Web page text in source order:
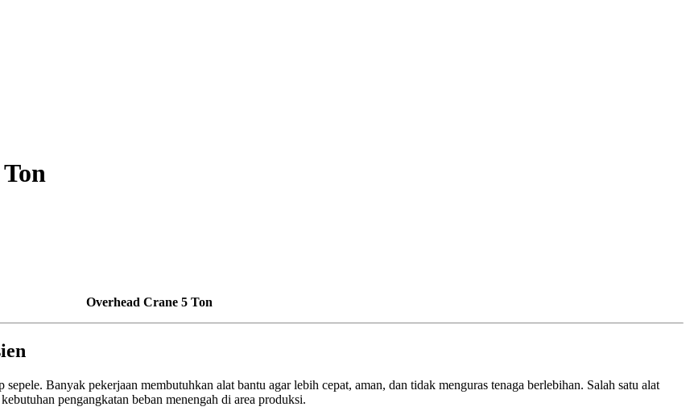
Overhead Crane 5 Ton
Banyak pekerjaan membutuhkan alat bantu agar lebih cepat, aman, dan tidak menguras tenaga berlebihan. Salah satu alat
pengangkatan beban menengah di area produksi.